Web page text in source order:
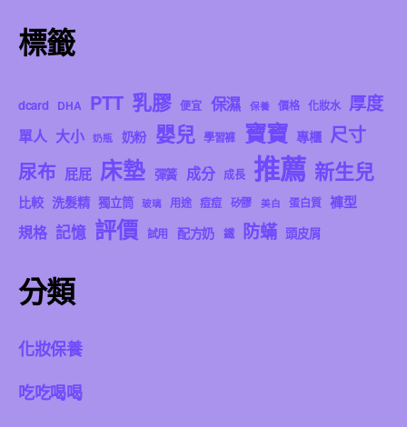
標籤
dcard DHA PTT 乳膠 便宜 保濕 保養 價格 化妝水 厚度
單人 大小 奶瓶 奶粉 嬰兒 學習褲 寶寶 專櫃 尺寸
尿布 屁屁 床墊 彈簧 成分 成長 推薦 新生兒
比較 洗髮精 獨立筒 玻璃 用途 痘痘 矽膠 美白 蛋白質 褲型
規格 記憶 評價 試用 配方奶 鐵 防蟎 頭皮屑
分類
化妝保養
吃吃喝喝